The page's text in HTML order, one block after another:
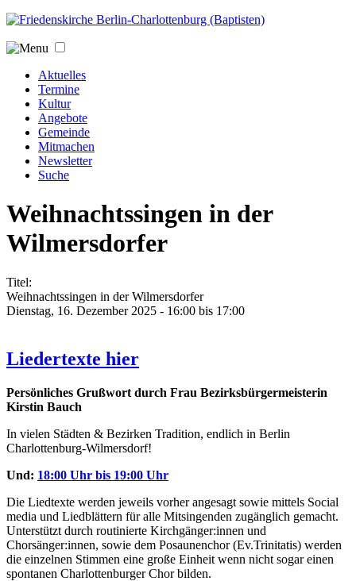
Jump to navigation
Aktuelles
Termine
Kultur
Angebote
Gemeinde
Mitmachen
Newsletter
Suche
Weihnachtssingen in der
Wilmersdorfer
Titel:
Weihnachtssingen in der Wilmersdorfer
Dienstag, 16. Dezember 2025 - 16:00 bis 17:00
Liedertexte hier
Persönliches Grußwort durch Frau Bezirksbürgermeisterin
Kirstin Bauch
In vielen Städten & Bezirken Tradition, endlich in Berlin
Charlottenburg-Wilmersdorf!
Und: 18:00 Uhr bis 19:00 Uhr
Die Liedtexte werden jeweils vorher angesagt sowie mittels Social
media und Liedblättern für alle Mitsingenden zugänglich gemacht.
Unterstützt durch routinierte Kirchgänger:innen und
Chorsänger:innen, sowie dem Posaunenchor (Ev.Trinitatis) werden
die einzelnen Stimmen eine große Einheit wenn nicht sogar einen
spontanen Charlottenburger Chor bilden.